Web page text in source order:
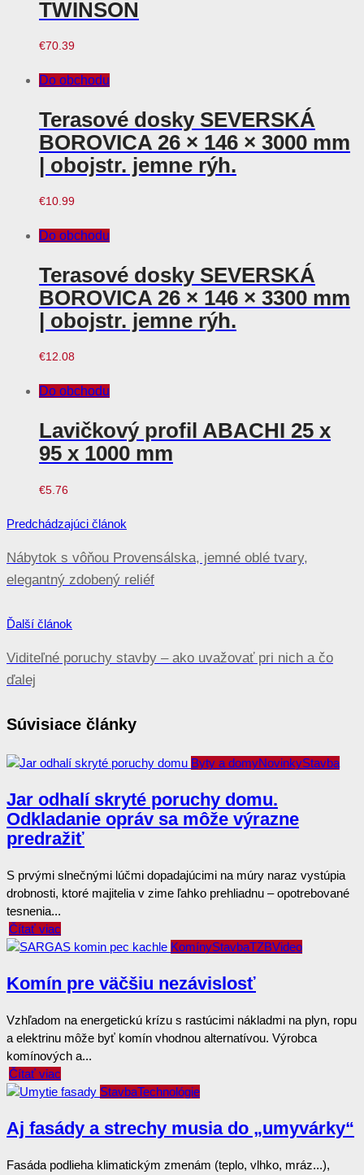
TWINSON
€70.39
Do obchodu
Terasové dosky SEVERSKÁ
BOROVICA 26 × 146 × 3000 mm
| obojstr. jemne rýh.
€10.99
Do obchodu
Terasové dosky SEVERSKÁ
BOROVICA 26 × 146 × 3300 mm
| obojstr. jemne rýh.
€12.08
Do obchodu
Lavičkový profil ABACHI 25 x
95 x 1000 mm
€5.76
Navigácia
v
článku
Predchádzajúci článok
Nábytok s vôňou Provensálska, jemné oblé tvary,
elegantný zdobený reliéf
Ďalší článok
Viditeľné poruchy stavby – ako uvažovať pri nich a čo
ďalej
Súvisiace články
Byty a domyNovinkyStavba
Jar odhalí skryté poruchy domu.
Odkladanie opráv sa môže výrazne
predražiť
S prvými slnečnými lúčmi dopadajúcimi na múry naraz vystúpia
drobnosti, ktoré majitelia v zime ľahko prehliadnu – opotrebované
tesnenia...
Čítať viac
KomínyStavbaTZBVideo
Komín pre väčšiu nezávislosť
Vzhľadom na energetickú krízu s rastúcimi nákladmi na plyn, ropu
a elektrinu môže byť komín vhodnou alternatívou. Výrobca
komínových a...
Čítať viac
StavbaTechnológie
Aj fasády a strechy musia do „umyvárky“
Fasáda podlieha klimatickým zmenám (teplo, vlhko, mráz...),